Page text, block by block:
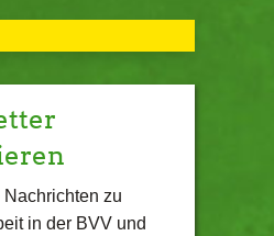
Nachrichten zu
in der BVV und